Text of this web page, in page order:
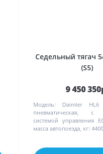
Седельный тягач
(S5)
9 450
Модель: Daimler HL6
пневматическая, с
системой управления
масса автопоезда, кг: